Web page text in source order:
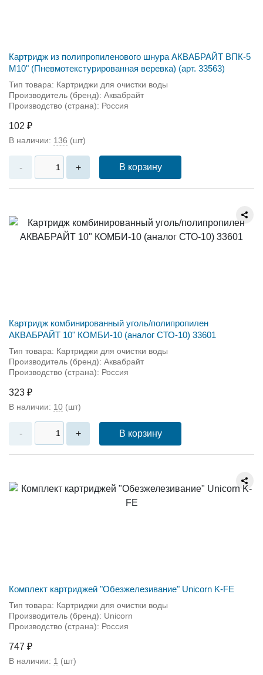
Картридж из полипропиленового шнура АКВАБРАЙТ ВПК-5
М10" (Пневмотекстурированная веревка) (арт. 33563)
Тип товара: Картриджи для очистки воды
Производитель (бренд): Аквабрайт
Производство (страна): Россия
102 ₽
В наличии: 136 (шт)
- + В корзину
Картридж комбинированный уголь/полипропилен
АКВАБРАЙТ 10" КОМБИ-10 (аналог СТО-10) 33601
Тип товара: Картриджи для очистки воды
Производитель (бренд): Аквабрайт
Производство (страна): Россия
323 ₽
В наличии: 10 (шт)
- + В корзину
Комплект картриджей "Обезжелезивание" Unicorn K-FE
Тип товара: Картриджи для очистки воды
Производитель (бренд): Unicorn
Производство (страна): Россия
747 ₽
В наличии: 1 (шт)